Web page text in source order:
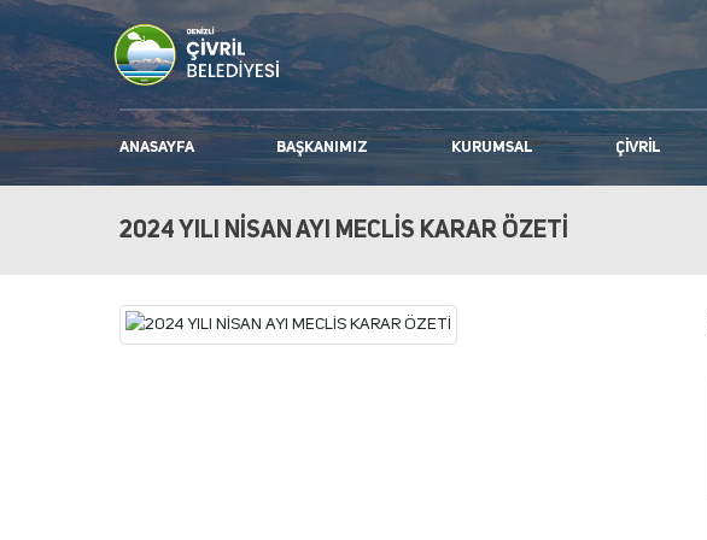
ANASAYFA BAŞKANIMIZ KURUMSAL ÇIVRIL
2024 YILI NİSAN AYI MECLİS KARAR ÖZETİ